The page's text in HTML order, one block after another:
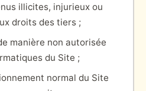
illicites, injurieux ou
droits des tiers ;
manière non autorisée
du Site ;
normal du Site